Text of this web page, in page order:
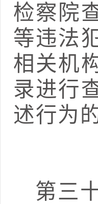
检察院
等违法
相关机
录进行
述行为
第三